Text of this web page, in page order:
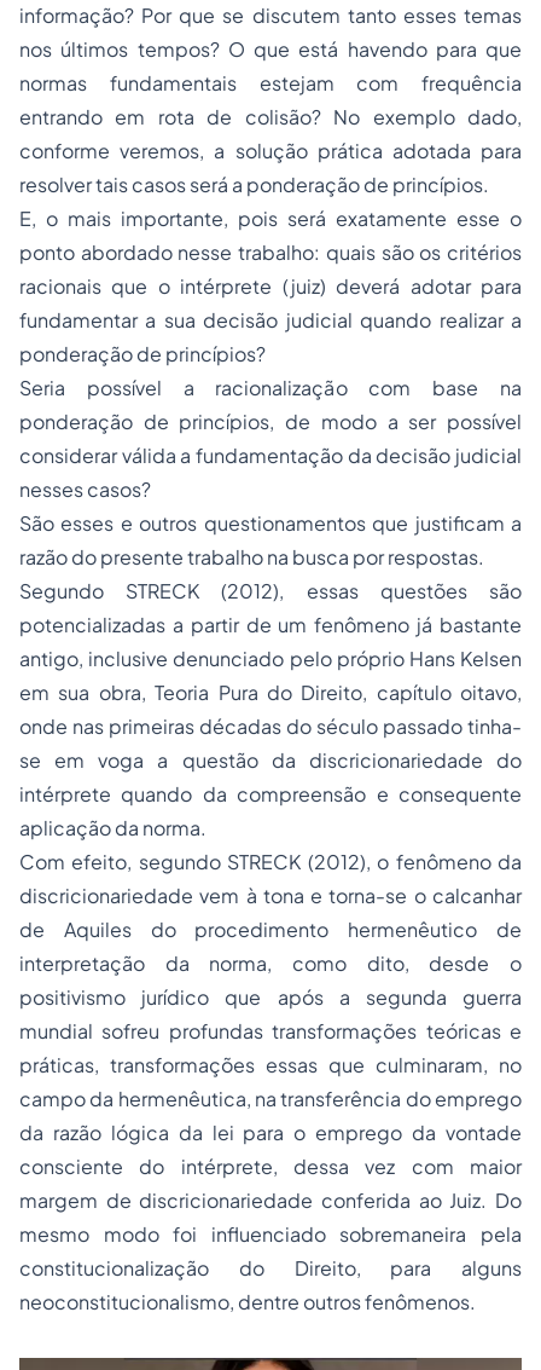
informação? Por que se discutem tanto esses temas
nos últimos tempos? O que está havendo para que
normas fundamentais estejam com frequência
entrando em rota de colisão? No exemplo dado,
conforme veremos, a solução prática adotada para
resolver tais casos será a ponderação de princípios.
E, o mais importante, pois será exatamente esse o
ponto abordado nesse trabalho: quais são os critérios
racionais que o intérprete (juiz) deverá adotar para
fundamentar a sua decisão judicial quando realizar a
ponderação de princípios?
Seria possível a racionalização com base na
ponderação de princípios, de modo a ser possível
considerar válida a fundamentação da decisão judicial
nesses casos?
São esses e outros questionamentos que justificam a
razão do presente trabalho na busca por respostas.
Segundo STRECK (2012), essas questões são
potencializadas a partir de um fenômeno já bastante
antigo, inclusive denunciado pelo próprio Hans Kelsen
em sua obra, Teoria Pura do Direito, capítulo oitavo,
onde nas primeiras décadas do século passado tinha-
se em voga a questão da discricionariedade do
intérprete quando da compreensão e consequente
aplicação da norma.
Com efeito, segundo STRECK (2012), o fenômeno da
discricionariedade vem à tona e torna-se o calcanhar
de Aquiles do procedimento hermenêutico de
interpretação da norma, como dito, desde o
positivismo jurídico que após a segunda guerra
mundial sofreu profundas transformações teóricas e
práticas, transformações essas que culminaram, no
campo da hermenêutica, na transferência do emprego
da razão lógica da lei para o emprego da vontade
consciente do intérprete, dessa vez com maior
margem de discricionariedade conferida ao Juiz. Do
mesmo modo foi influenciado sobremaneira pela
constitucionalização do Direito, para alguns
neoconstitucionalismo, dentre outros fenômenos.